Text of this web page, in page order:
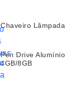
Chaveiro Lâmpada
Pen Drive Alumínio
4GB/8GB